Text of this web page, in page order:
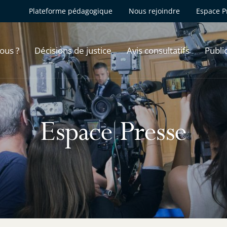
Plateforme pédagogique Nous rejoindre Espace
? Décisions de justice Avis consultatifs
Espace Presse